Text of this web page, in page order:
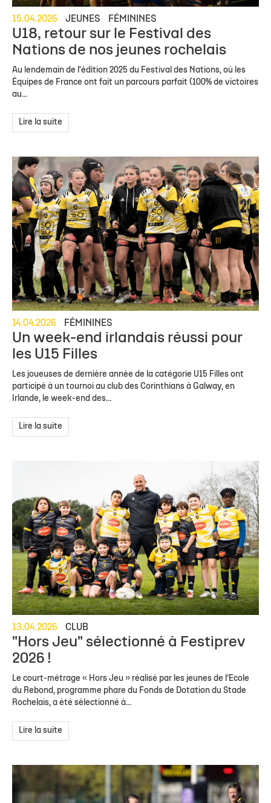
15.04.2026 JEUNES FÉMININES
U18, retour sur le Festival des
Nations de nos jeunes rochelais
Au lendemain de l'édition 2025 du Festival des Nations, où les
Équipes de France ont fait un parcours parfait (100% de victoires
au...
Lire la suite
14.04.2026 FÉMININES
Un week-end irlandais réussi pour
les U15 Filles
Les joueuses de dernière année de la catégorie U15 Filles ont
participé à un tournoi au club des Corinthians à Galway, en
Irlande, le week-end des...
Lire la suite
13.04.2026 CLUB
"Hors Jeu" sélectionné à Festiprev
2026 !
Le court-métrage « Hors Jeu » réalisé par les jeunes de l’Ecole
du Rebond, programme phare du Fonds de Dotation du Stade
Rochelais, a été sélectionné à...
Lire la suite